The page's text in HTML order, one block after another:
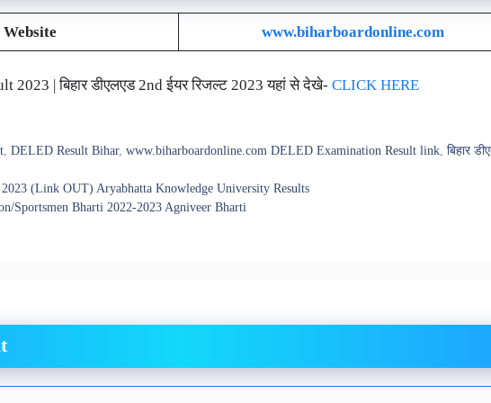
www.biharboardonline.com
2023 | बिहार डीएलएड 2nd ईयर रिजल्ट 2023 यहां से देखे- CLICK HERE
,DELED Result Bihar,www.biharboardonline.com DELED Examination Result link ,बिहार
(Link OUT) Aryabhatta Knowledge University Results
Sportsmen Bharti 2022-2023 Agniveer Bharti